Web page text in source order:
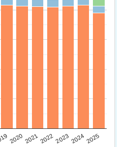
202020212022202320242025